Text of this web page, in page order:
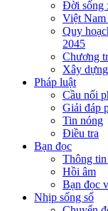
Đời sống
Việt
Quy
2045
Chương
Xây
Pháp luật
Cầu nối
Giải đáp
Tin nóng
Điều tra
Bạn đọc
Thông
Hồi âm
Bạn đọc
Nhịp sống số